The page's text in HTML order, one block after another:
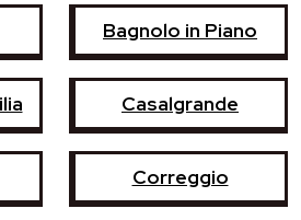
Bagnolo in Piano
Casalgrande
Correggio